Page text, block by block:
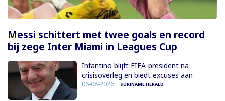
Messi schittert met twee goals en record
bij zege Inter Miami in Leagues Cup
Infantino blijft FIFA-president na
crisisoverleg en biedt excuses aan
06-08-2026 SURINAME HERALD